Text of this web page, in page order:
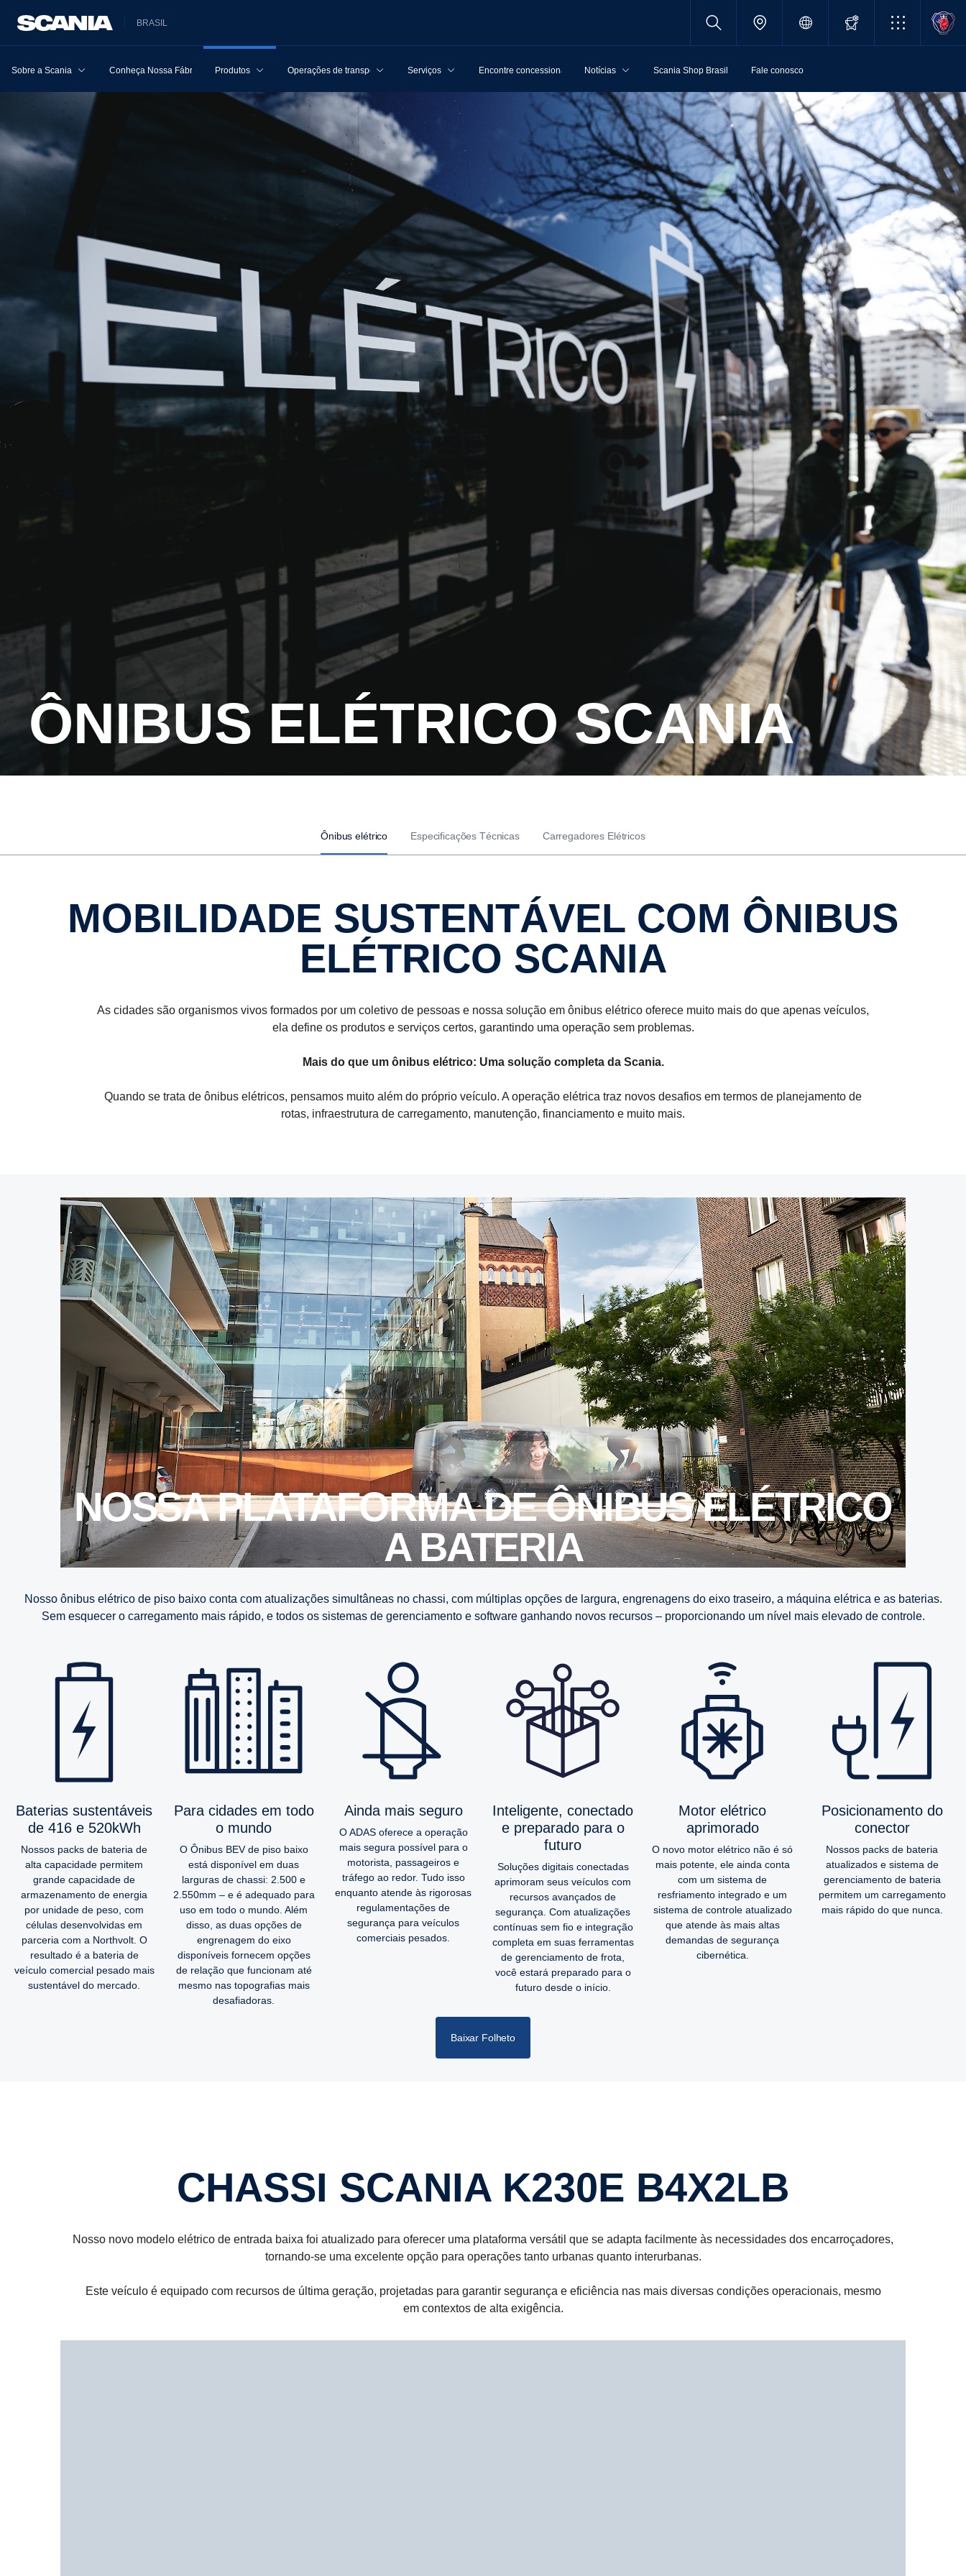
BRASIL
Sobre a Scania Conheça Nossa Fábrica Produtos Operações de transporte Serviços Encontre concessionárias Notícias Scania Shop Brasil Fale conosco
ÔNIBUS ELÉTRICO SCANIA
Ônibus elétrico Especificações Técnicas Carregadores Elétricos
MOBILIDADE SUSTENTÁVEL COM ÔNIBUS
ELÉTRICO SCANIA
As cidades são organismos vivos formados por um coletivo de pessoas e nossa solução em ônibus elétrico oferece muito mais do que apenas veículos,
ela define os produtos e serviços certos, garantindo uma operação sem problemas.
Mais do que um ônibus elétrico: Uma solução completa da Scania.
Quando se trata de ônibus elétricos, pensamos muito além do próprio veículo. A operação elétrica traz novos desafios em termos de planejamento de
rotas, infraestrutura de carregamento, manutenção, financiamento e muito mais.
NOSSA PLATAFORMA DE ÔNIBUS ELÉTRICO
A BATERIA
Nosso ônibus elétrico de piso baixo conta com atualizações simultâneas no chassi, com múltiplas opções de largura, engrenagens do eixo traseiro, a máquina elétrica e as baterias.
Sem esquecer o carregamento mais rápido, e todos os sistemas de gerenciamento e software ganhando novos recursos – proporcionando um nível mais elevado de controle.
Baterias sustentáveis
de 416 e 520kWh
Nossos packs de bateria de
alta capacidade permitem
grande capacidade de
armazenamento de energia
por unidade de peso, com
células desenvolvidas em
parceria com a Northvolt. O
resultado é a bateria de
veículo comercial pesado mais
sustentável do mercado.
Para cidades em todo
o mundo
O Ônibus BEV de piso baixo
está disponível em duas
larguras de chassi: 2.500 e
2.550mm – e é adequado para
uso em todo o mundo. Além
disso, as duas opções de
engrenagem do eixo
disponíveis fornecem opções
de relação que funcionam até
mesmo nas topografias mais
desafiadoras.
Ainda mais seguro
O ADAS oferece a operação
mais segura possível para o
motorista, passageiros e
tráfego ao redor. Tudo isso
enquanto atende às rigorosas
regulamentações de
segurança para veículos
comerciais pesados.
Inteligente, conectado
e preparado para o
futuro
Soluções digitais conectadas
aprimoram seus veículos com
recursos avançados de
segurança. Com atualizações
contínuas sem fio e integração
completa em suas ferramentas
de gerenciamento de frota,
você estará preparado para o
futuro desde o início.
Motor elétrico
aprimorado
O novo motor elétrico não é só
mais potente, ele ainda conta
com um sistema de
resfriamento integrado e um
sistema de controle atualizado
que atende às mais altas
demandas de segurança
cibernética.
Posicionamento do
conector
Nossos packs de bateria
atualizados e sistema de
gerenciamento de bateria
permitem um carregamento
mais rápido do que nunca.
Baixar Folheto
CHASSI SCANIA K230E B4X2LB
Nosso novo modelo elétrico de entrada baixa foi atualizado para oferecer uma plataforma versátil que se adapta facilmente às necessidades dos encarroçadores,
tornando-se uma excelente opção para operações tanto urbanas quanto interurbanas.
Este veículo é equipado com recursos de última geração, projetadas para garantir segurança e eficiência nas mais diversas condições operacionais, mesmo
em contextos de alta exigência.​